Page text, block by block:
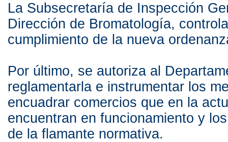
La Subsecretaría de Inspección
Dirección de Bromatología,
cumplimiento de la nueva
Por último, se autoriza al
reglamentarla e instrumentar los
encuadrar comercios que en la
encuentran en funcionamiento y
de la flamante normativa.